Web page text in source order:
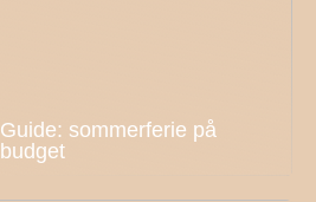
Guide: sommerferie på
budget